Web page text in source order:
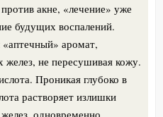
акне, «лечение» уже
будущих воспалений.
аромат,
желез, не пересушивая кожу.
Проникая глубоко в
растворяет излишки
одновременно